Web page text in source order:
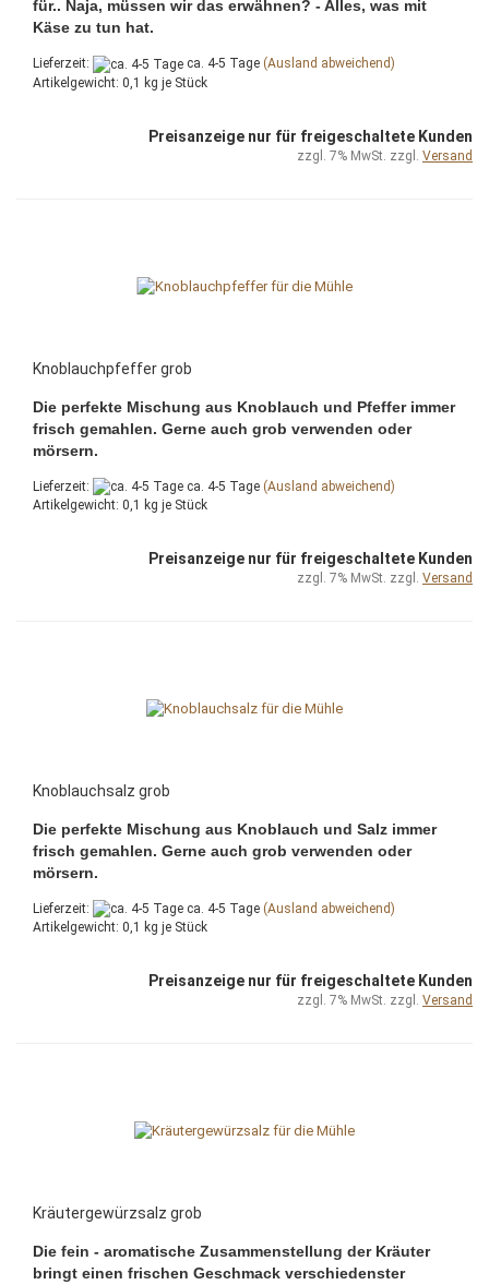
für.. Naja, müssen wir das erwähnen? - Alles, was mit
Käse zu tun hat.
Lieferzeit: ca. 4-5 Tage (Ausland abweichend)
Artikelgewicht: 0,1 kg je Stück
Preisanzeige nur für freigeschaltete Kunden
zzgl. 7% MwSt. zzgl. Versand
Knoblauchpfeffer grob
Die perfekte Mischung aus Knoblauch und Pfeffer immer
frisch gemahlen. Gerne auch grob verwenden oder
mörsern.
Lieferzeit: ca. 4-5 Tage (Ausland abweichend)
Artikelgewicht: 0,1 kg je Stück
Preisanzeige nur für freigeschaltete Kunden
zzgl. 7% MwSt. zzgl. Versand
Knoblauchsalz grob
Die perfekte Mischung aus Knoblauch und Salz immer
frisch gemahlen. Gerne auch grob verwenden oder
mörsern.
Lieferzeit: ca. 4-5 Tage (Ausland abweichend)
Artikelgewicht: 0,1 kg je Stück
Preisanzeige nur für freigeschaltete Kunden
zzgl. 7% MwSt. zzgl. Versand
Kräutergewürzsalz grob
Die fein - aromatische Zusammenstellung der Kräuter
bringt einen frischen Geschmack verschiedenster